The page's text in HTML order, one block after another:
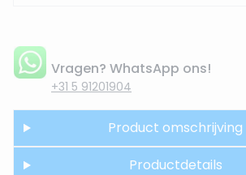
Vragen? WhatsApp ons!
+31 5 91201904
Product omschrijving
Productdetails